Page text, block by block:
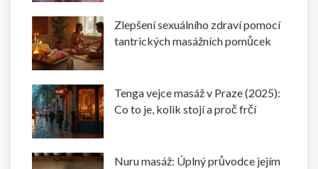
Zlepšení sexuálního zdraví pomocí
tantrických masážních pomůcek
Tenga vejce masáž v Praze (2025):
Co to je, kolik stojí a proč frčí
Nuru masáž: Úplný průvodce jejím